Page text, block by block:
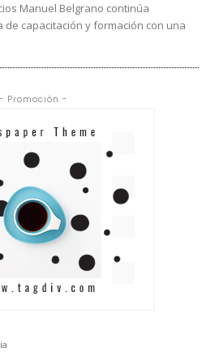
Manuel Belgrano continúa
capacitación y formación con una
- Promoción -